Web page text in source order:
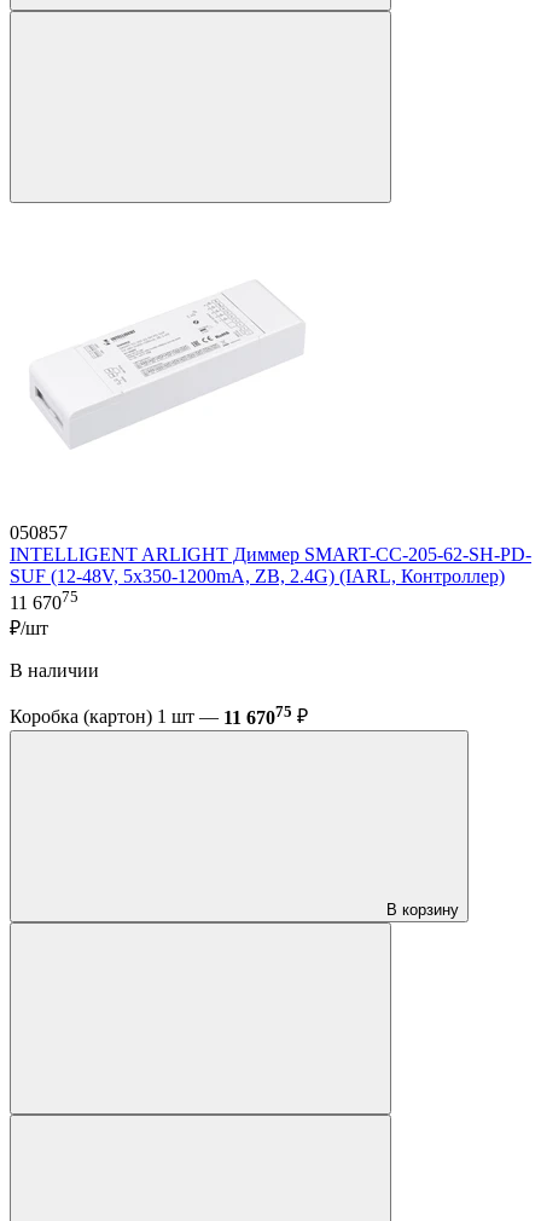
050857
INTELLIGENT ARLIGHT Диммер SMART-CC-205-62-SH-PD-
SUF (12-48V, 5x350-1200mA, ZB, 2.4G) (IARL, Контроллер)
11 67075
₽/шт
В наличии
Коробка (картон) 1 шт — 11 67075 ₽
В корзину